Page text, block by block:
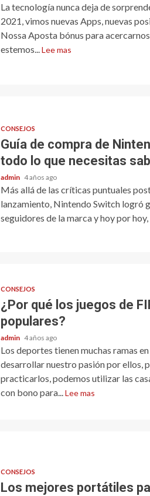
La tecnología nunca deja de
2021, vimos nuevas Apps, nuevas
Nossa Aposta bónus para
estemos... Lee mas
CONSEJOS
Guía de compra de
todo lo que necesitas
admin 4 años ago
Más allá de las críticas puntuales
lanzamiento, Nintendo Switch logró
seguidores de la marca y hoy por hoy,
CONSEJOS
¿Por qué los juegos de
populares?
admin 4 años ago
Los deportes tienen muchas ramas
desarrollar nuestro pasión por ellos,
practicarlos, podemos utilizar las
con bono para... Lee mas
CONSEJOS
Los mejores portátiles